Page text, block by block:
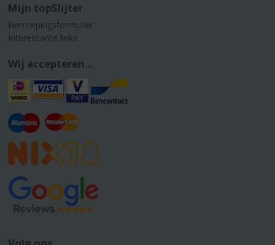
Mijn topSlijter
Herroepingsformulier
Interessante links
Wij accepteren...